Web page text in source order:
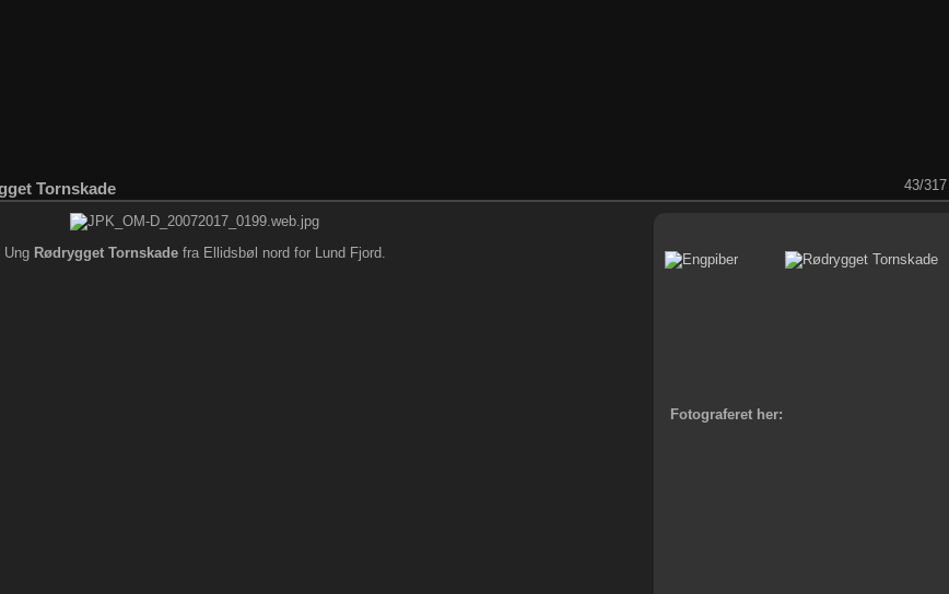
Tornskade 43/317
Ung Rødrygget Tornskadefra Ellidsbøl nord for Lund Fjord.
Fotograferet her: